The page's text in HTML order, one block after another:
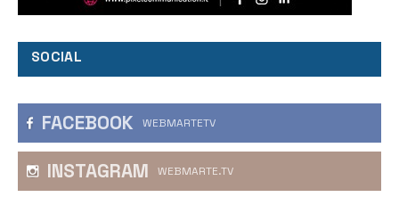
SOCIAL
FACEBOOK WEBMARTETV
INSTAGRAM WEBMARTE.TV